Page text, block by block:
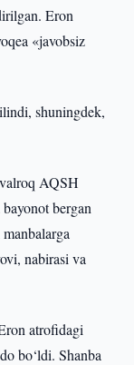
Eron
«javobsiz
shuningdek,
AQSH
bergan
nabirasi va
atrofidagi
bo‘ldi. Shanba